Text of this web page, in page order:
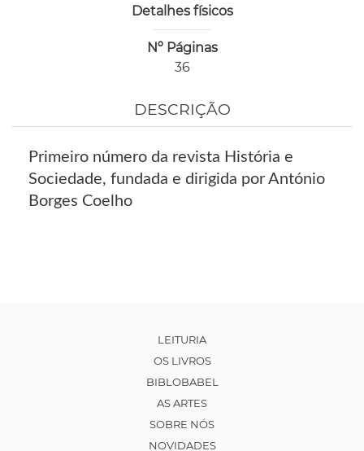
Detalhes físicos
Nº Páginas
36
DESCRIÇÃO
Primeiro número da revista História e
Sociedade, fundada e dirigida por António
Borges Coelho
LEITURIA
OS LIVROS
BIBLOBABEL
AS ARTES
SOBRE NÓS
NOVIDADES